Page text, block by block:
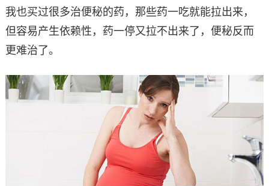
我也买过很多治便秘的药，那些药一吃就能拉出来，
但容易产生依赖性，药一停又拉不出来了，便秘反而
更难治了。